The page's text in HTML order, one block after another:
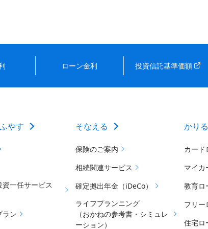
ローン金利 投資信託基準価額
やす
一任サービス
ラン
そなえる
保険のご案内
相続関連サービス
確定拠出年金（iDeCo）
ライフプランニング
（おかねの参考書・シミュレ
ーション）
かりる
カード
マイカ
教育ロ
フリー
住宅ロ